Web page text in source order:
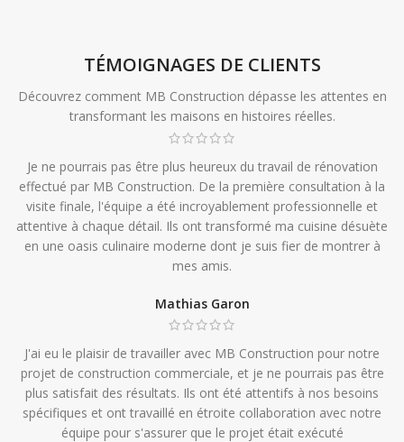
TÉMOIGNAGES DE CLIENTS
Découvrez comment MB Construction dépasse les attentes en
transformant les maisons en histoires réelles.
Je ne pourrais pas être plus heureux du travail de rénovation
effectué par MB Construction. De la première consultation à la
visite finale, l'équipe a été incroyablement professionnelle et
attentive à chaque détail. Ils ont transformé ma cuisine désuète
en une oasis culinaire moderne dont je suis fier de montrer à
mes amis.
Mathias Garon
J'ai eu le plaisir de travailler avec MB Construction pour notre
projet de construction commerciale, et je ne pourrais pas être
plus satisfait des résultats. Ils ont été attentifs à nos besoins
spécifiques et ont travaillé en étroite collaboration avec notre
équipe pour s'assurer que le projet était exécuté